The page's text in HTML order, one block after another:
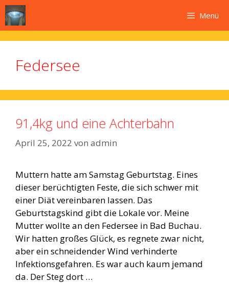
Zum
Inhalt
springen
Menü
Federsee
91,4kg und eine Achterbahn
April 25, 2022 von admin
Muttern hatte am Samstag Geburtstag. Eines
dieser berüchtigten Feste, die sich schwer mit
einer Diät vereinbaren lassen. Das
Geburtstagskind gibt die Lokale vor. Meine
Mutter wollte an den Federsee in Bad Buchau.
Wir hatten großes Glück, es regnete zwar nicht,
aber ein schneidender Wind verhinderte
Infektionsgefahren. Es war auch kaum jemand
da. Der Steg dort …